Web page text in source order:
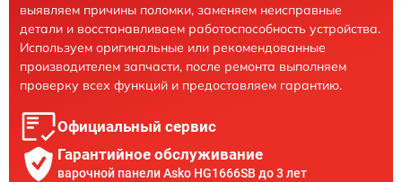
выявляем причины поломки, заменяем неисправные
детали и восстанавливаем работоспособность устройства.
Используем оригинальные или рекомендованные
производителем запчасти, после ремонта выполняем
проверку всех функций и предоставляем гарантию.
Официальный сервис
Гарантийное обслуживание
варочной панели Asko HG1666SB до 3 лет